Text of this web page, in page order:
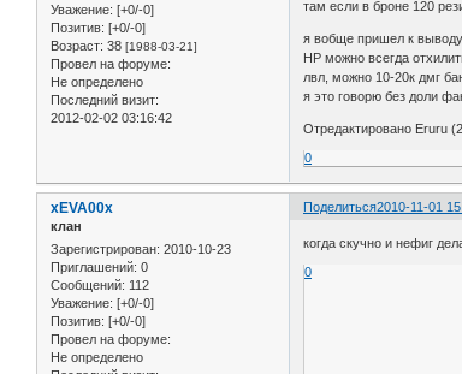
Уважение: [+0/-0]
Позитив: [+0/-0]
Возраст: 38 [1988-03-21]
Провел на форуме:
Не определено
Последний визит:
2012-02-02 03:16:42
там если в броне 120
я вобще пришел к
НР можно всегда
лвл, можно 10-20к дмг
я это говорю без доли
Отредактировано Eruru
0
Поделиться2010-11-01
xEVA00x
клан
Зарегистрирован: 2010-10-23
Приглашений: 0
Сообщений: 112
Уважение: [+0/-0]
Позитив: [+0/-0]
Провел на форуме:
Не определено
когда скучно и нефиг
0